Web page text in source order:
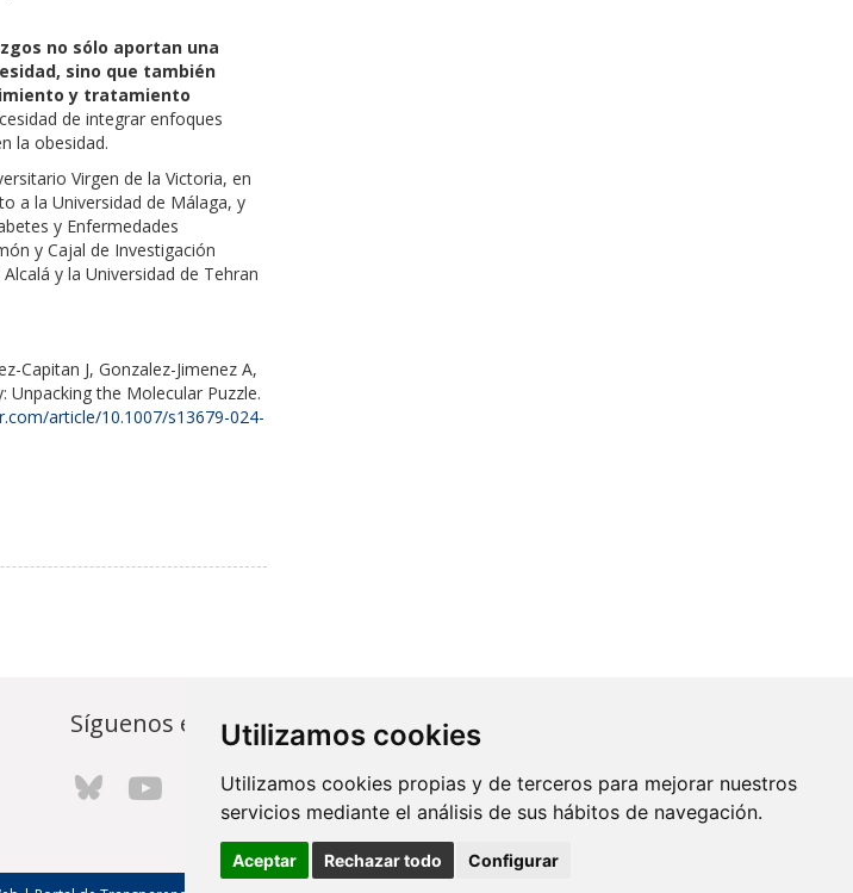
Utilizamos cookies
Utilizamos cookies propias y de terceros para mejorar nuestros
servicios mediante el análisis de sus hábitos de navegación.
Aceptar Rechazar todo Configurar
no sólo aportan una
sino que también
y tratamiento
de integrar enfoques
la obesidad.
Virgen de la Victoria, en
a la Universidad de Málaga, y
y Enfermedades
y Cajal de Investigación
y la Universidad de Tehran
Capitan J, Gonzalez-Jimenez A,
Unpacking the Molecular Puzzle.
article/10.1007/s13679-024-
Síguenos en... Contacto
Av. Monforte de Lemos, 3-5. Pabellón
11. Planta 0 28029 Madrid
info@ciberisciii.es